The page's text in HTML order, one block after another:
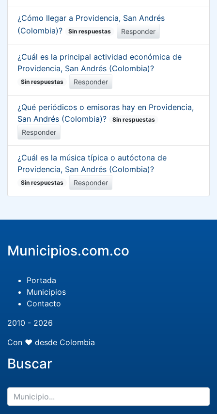
¿Cómo llegar a Providencia, San Andrés
(Colombia)?
Sin respuestas Responder
¿Cuál es la principal actividad económica de
Providencia, San Andrés (Colombia)?
Sin respuestas Responder
¿Qué periódicos o emisoras hay en Providencia,
San Andrés (Colombia)?
Sin respuestas
Responder
¿Cuál es la música típica o autóctona de
Providencia, San Andrés (Colombia)?
Sin respuestas Responder
Municipios.com.co
Portada
Municipios
Contacto
2010 - 2026
Con ❤️ desde Colombia
Buscar